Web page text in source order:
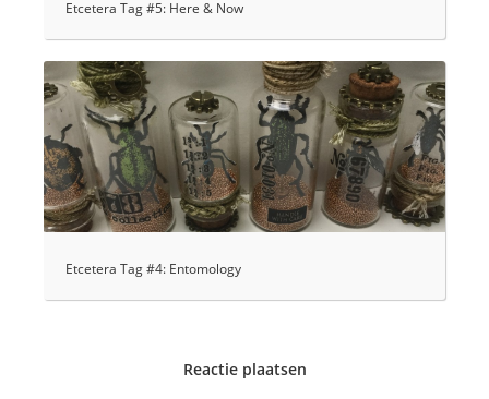
Etcetera Tag #5: Here & Now
Etcetera Tag #4: Entomology
Reactie plaatsen